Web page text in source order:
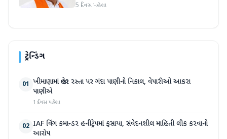
5 દિવસ પહેલા
ટ્રેન્ડિંગ
01 ખીમાણામાં જાહેર રસ્તા પર ગંદા પાણીનો નિકાલ, વેપારીઓ આકરા
પાણીએ
1 દિવસ પહેલા
02 IAF વિંગ કમાન્ડર હનીટ્રેપમાં ફસાયા, સંવેદનશીલ માહિતી લીક કરવાનો
આરોપ